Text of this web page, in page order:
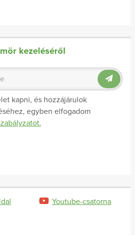
kezeléséről
kapni, és hozzájárulok
egyben elfogadom
Youtube-csatorna